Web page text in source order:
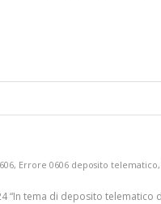
, Errore 0606 deposito telematico,
“In tema di deposito